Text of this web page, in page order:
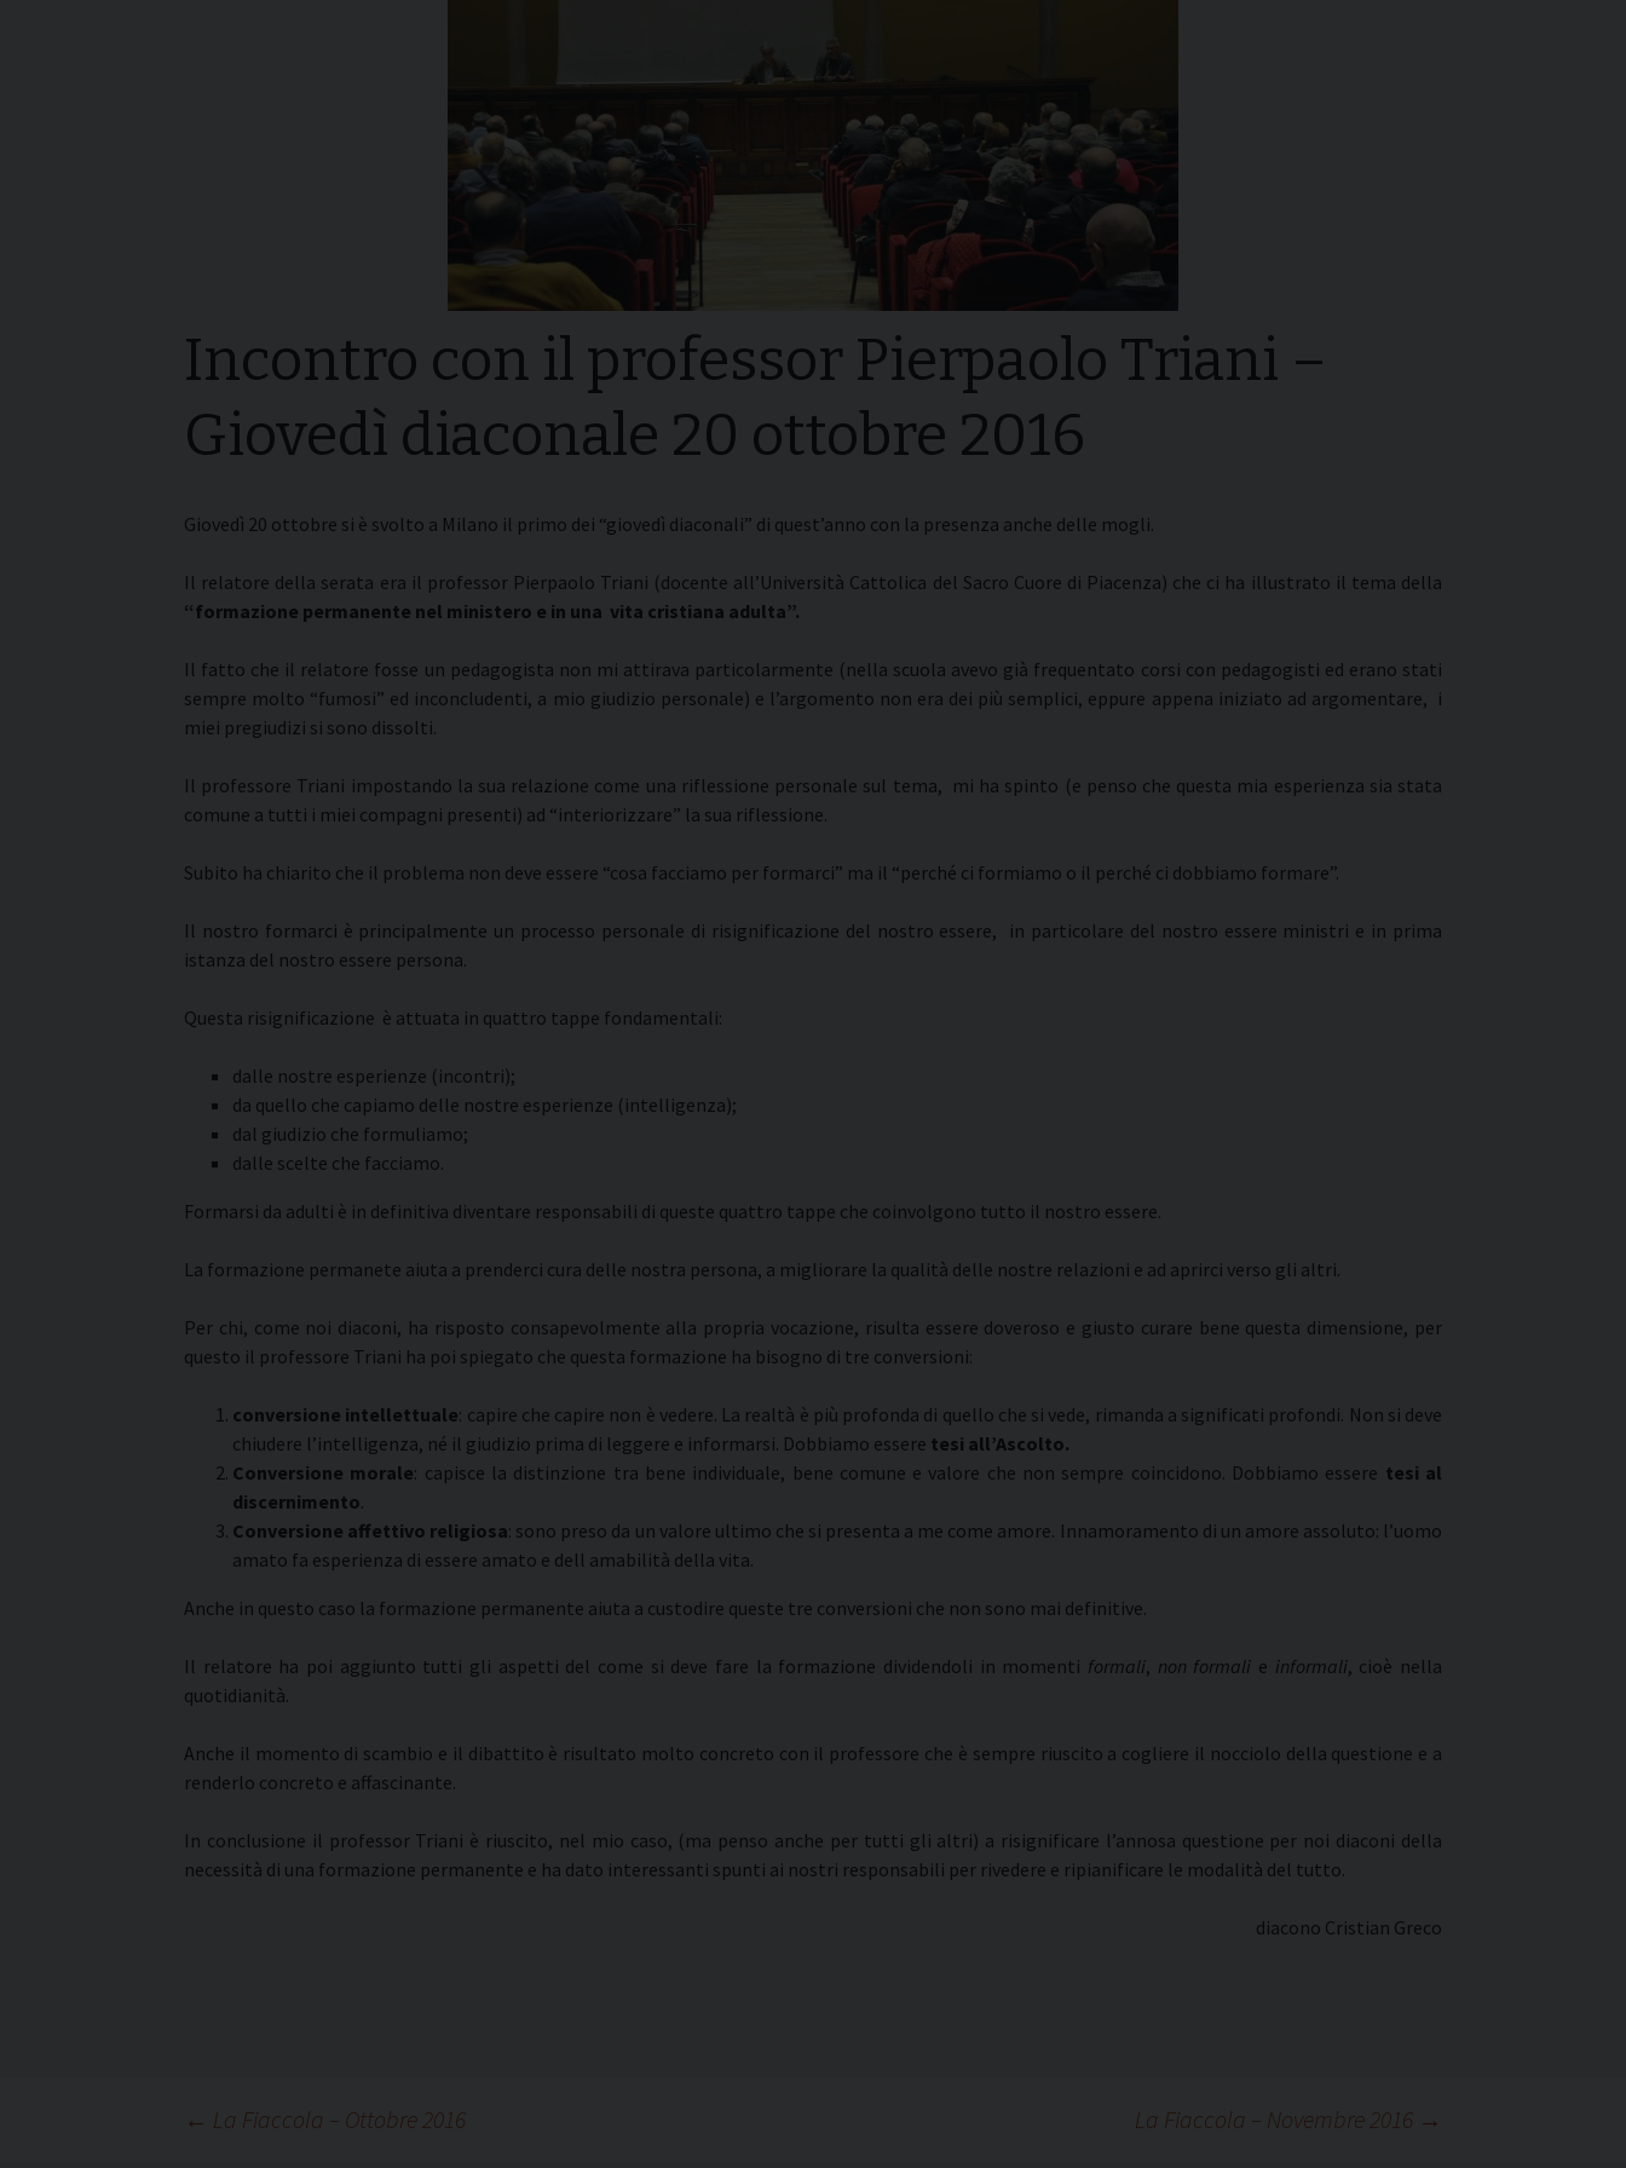
La preghiera del
Area riservata
Incontro con il professor Pierpaolo Triani –
Giovedì diaconale 20 ottobre 2016
Giovedì 20 ottobre si è svolto a Milano il primo dei “giovedì diaconali” di quest’anno con la presenza anche delle mogli.
Il relatore della serata era il professor Pierpaolo Triani (docente all’Università Cattolica del Sacro Cuore di Piacenza) che ci ha illustrato il tema della
“formazione permanente nel ministero e in una vita cristiana adulta”.
Il fatto che il relatore fosse un pedagogista non mi attirava particolarmente (nella scuola avevo già frequentato corsi con pedagogisti ed erano stati
sempre molto “fumosi” ed inconcludenti, a mio giudizio personale) e l’argomento non era dei più semplici, eppure appena iniziato ad argomentare, i
miei pregiudizi si sono dissolti.
Il professore Triani impostando la sua relazione come una riflessione personale sul tema, mi ha spinto (e penso che questa mia esperienza sia stata
comune a tutti i miei compagni presenti) ad “interiorizzare” la sua riflessione.
Subito ha chiarito che il problema non deve essere “cosa facciamo per formarci” ma il “perché ci formiamo o il perché ci dobbiamo formare”.
Il nostro formarci è principalmente un processo personale di risignificazione del nostro essere, in particolare del nostro essere ministri e in prima
istanza del nostro essere persona.
Questa risignificazione è attuata in quattro tappe fondamentali:
dalle nostre esperienze (incontri);
da quello che capiamo delle nostre esperienze (intelligenza);
dal giudizio che formuliamo;
dalle scelte che facciamo.
Formarsi da adulti è in definitiva diventare responsabili di queste quattro tappe che coinvolgono tutto il nostro essere.
La formazione permanete aiuta a prenderci cura delle nostra persona, a migliorare la qualità delle nostre relazioni e ad aprirci verso gli altri.
Per chi, come noi diaconi, ha risposto consapevolmente alla propria vocazione, risulta essere doveroso e giusto curare bene questa dimensione, per
questo il professore Triani ha poi spiegato che questa formazione ha bisogno di tre conversioni:
conversione intellettuale: capire che capire non è vedere. La realtà è più profonda di quello che si vede, rimanda a significati profondi. Non si deve
chiudere l’intelligenza, né il giudizio prima di leggere e informarsi. Dobbiamo essere tesi all’Ascolto.
Conversione morale: capisce la distinzione tra bene individuale, bene comune e valore che non sempre coincidono. Dobbiamo essere tesi al
discernimento.
Conversione affettivo religiosa: sono preso da un valore ultimo che si presenta a me come amore. Innamoramento di un amore assoluto: l’uomo
amato fa esperienza di essere amato e dell amabilità della vita.
Anche in questo caso la formazione permanente aiuta a custodire queste tre conversioni che non sono mai definitive.
Il relatore ha poi aggiunto tutti gli aspetti del come si deve fare la formazione dividendoli in momenti formali, non formali e informali, cioè nella
quotidianità.
Anche il momento di scambio e il dibattito è risultato molto concreto con il professore che è sempre riuscito a cogliere il nocciolo della questione e a
renderlo concreto e affascinante.
In conclusione il professor Triani è riuscito, nel mio caso, (ma penso anche per tutti gli altri) a risignificare l’annosa questione per noi diaconi della
necessità di una formazione permanente e ha dato interessanti spunti ai nostri responsabili per rivedere e ripianificare le modalità del tutto.
diacono Cristian Greco
Navigazione
← La Fiaccola – Ottobre 2016 La Fiaccola – Novembre 2016 →